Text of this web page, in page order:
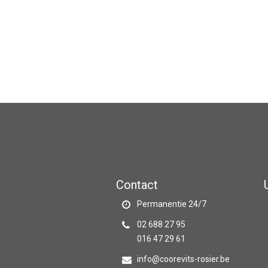
Contact
Permanentie 24/7
02 688 27 95
016 47 29 61
info@coorevits-rosier.be